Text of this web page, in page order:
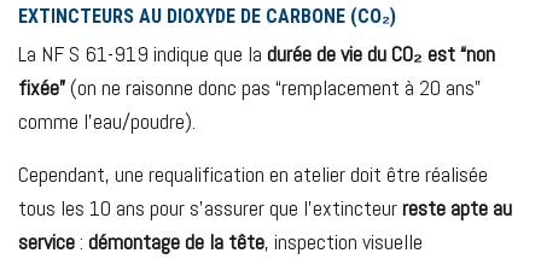
EXTINCTEURS AU DIOXYDE DE CARBONE (CO₂)
La NF S 61-919 indique que la durée de vie du CO₂ est “non
fixée”(on ne raisonne donc pas “remplacement à 20 ans”
comme l’eau/poudre).
Cependant, une requalification en atelier doit être réalisée
tous les 10 ans pour s’assurer que l’extincteurreste apte au
service: démontage de la tête, inspection visuelle